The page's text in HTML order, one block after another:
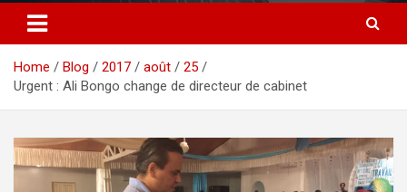
Home Blog 2017 août
25
Urgent : Ali Bongo change de directeur de cabinet